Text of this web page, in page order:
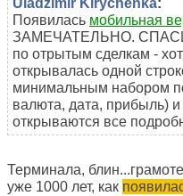
Uladzimir Kirychenka:
Появилась мобильная
ЗАМЕЧАТЕЛЬНО.
по отрытым сделкам -
открывалась одной
минимальным набором
валюта, дата, прибыль)
открываются все
Терминала,
уже 1000 лет, как